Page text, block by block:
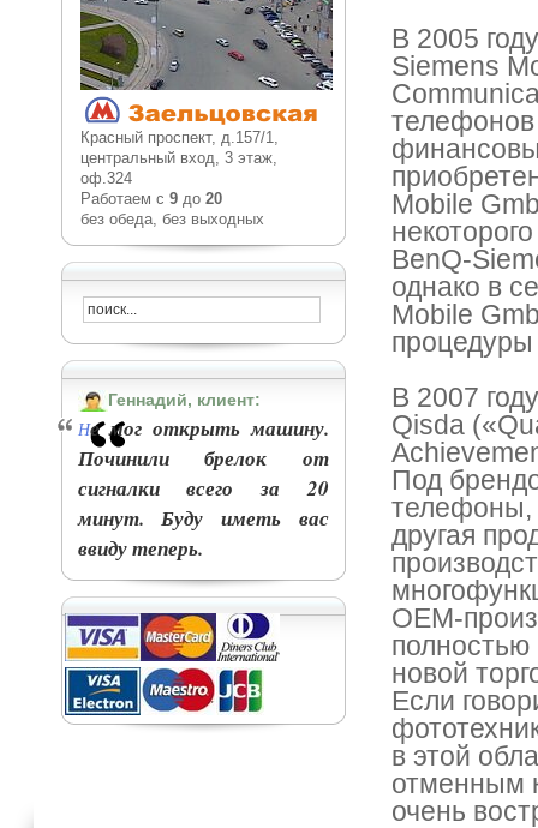
Красный проспект, д.157/1,
центральный вход, 3 этаж,
оф.324
Работаем с 9до 20
без обеда, без выходных
Геннадий, клиент:
Не мог открыть машину.
Починили брелок от
сигналки всего за 20
минут. Буду иметь вас
ввиду теперь.
В 2005
Siemens
Mobile
BenQ-
однако в
Mobile
процедуры
В 2007
Qisda
Под
телефоны,
другая
OEM-
новой
Если
в этой
отменным
очень